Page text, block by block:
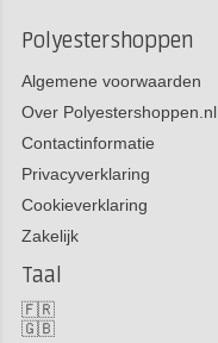
Polyestershoppen
Algemene voorwaarden
Over Polyestershoppen.nl
Contactinformatie
Privacyverklaring
Cookieverklaring
Zakelijk
Taal
🇫🇷
🇬🇧